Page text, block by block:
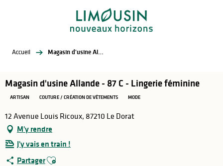
Accueil Magasin d'usine Allande - 87 C - Lingerie féminine
Magasin d'usine Allande - 87 C - Lingerie féminine
ARTISAN COUTURE / CRÉATION DE VÊTEMENTS MODE
12 Avenue Louis Ricoux, 87210 Le Dorat
M'y rendre
J'y vais en train !
PartagerAjouter aux favoris